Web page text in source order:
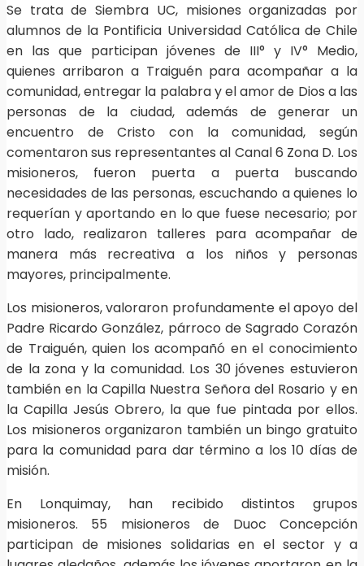
Se trata de Siembra UC, misiones organizadas por
alumnos de la Pontificia Universidad Católica de Chile
en las que participan jóvenes de III° y IV° Medio,
quienes arribaron a Traiguén para acompañar a la
comunidad, entregar la palabra y el amor de Dios a las
personas de la ciudad, además de generar un
encuentro de Cristo con la comunidad, según
comentaron sus representantes al Canal 6 Zona D. Los
misioneros, fueron puerta a puerta buscando
necesidades de las personas, escuchando a quienes lo
requerían y aportando en lo que fuese necesario; por
otro lado, realizaron talleres para acompañar de
manera más recreativa a los niños y personas
mayores, principalmente.
Los misioneros, valoraron profundamente el apoyo del
Padre Ricardo González, párroco de Sagrado Corazón
de Traiguén, quien los acompañó en el conocimiento
de la zona y la comunidad. Los 30 jóvenes estuvieron
también en la Capilla Nuestra Señora del Rosario y en
la Capilla Jesús Obrero, la que fue pintada por ellos.
Los misioneros organizaron también un bingo gratuito
para la comunidad para dar término a los 10 días de
misión.
En Lonquimay, han recibido distintos grupos
misioneros. 55 misioneros de Duoc Concepción
participan de misiones solidarias en el sector y a